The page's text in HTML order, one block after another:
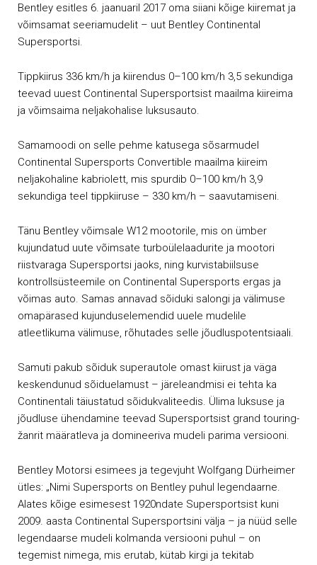
Bentley esitles 6. jaanuaril 2017 oma siiani kõige kiiremat ja
võimsamat seeriamudelit – uut Bentley Continental
Supersportsi.
Tippkiirus 336 km/h ja kiirendus 0–100 km/h 3,5 sekundiga
teevad uuest Continental Supersportsist maailma kiireima
ja võimsaima neljakohalise luksusauto.
Samamoodi on selle pehme katusega sõsarmudel
Continental Supersports Convertible maailma kiireim
neljakohaline kabriolett, mis spurdib 0–100 km/h 3,9
sekundiga teel tippkiiruse – 330 km/h – saavutamiseni.
Tänu Bentley võimsale W12 mootorile, mis on ümber
kujundatud uute võimsate turboülelaadurite ja mootori
riistvaraga Supersportsi jaoks, ning kurvistabiilsuse
kontrollsüsteemile on Continental Supersports ergas ja
võimas auto. Samas annavad sõiduki salongi ja välimuse
omapärased kujunduselemendid uuele mudelile
atleetlikuma välimuse, rõhutades selle jõudluspotentsiaali.
Samuti pakub sõiduk superautole omast kiirust ja väga
keskendunud sõiduelamust – järeleandmisi ei tehta ka
Continentali täiustatud sõidukvaliteedis. Ülima luksuse ja
jõudluse ühendamine teevad Supersportsist grand touring-
žanrit määratleva ja domineeriva mudeli parima versiooni.
Bentley Motorsi esimees ja tegevjuht Wolfgang Dürheimer
ütles: „Nimi Supersports on Bentley puhul legendaarne.
Alates kõige esimesest 1920ndate Supersportsist kuni
2009. aasta Continental Supersportsini välja – ja nüüd selle
legendaarse mudeli kolmanda versiooni puhul – on
tegemist nimega, mis erutab, kütab kirgi ja tekitab